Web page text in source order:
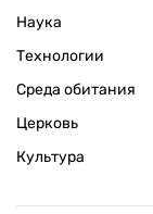
Наука
Технологии
Среда обитания
Церковь
Культура